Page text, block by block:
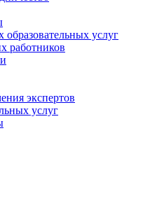
услуг
работников
экспертов
услуг